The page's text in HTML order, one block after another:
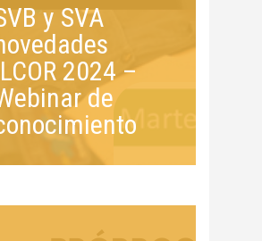
y SVA
2024 –
de